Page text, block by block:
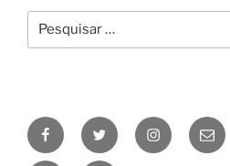
Pesquisar
por:
FacebookTwitter InstagramEmail